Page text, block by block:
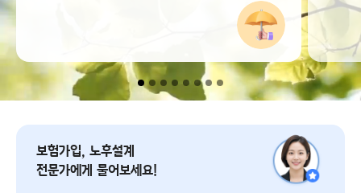
전문가 상담 서비스 신청
보험가입, 노후설계
전문가에게 물어보세요!